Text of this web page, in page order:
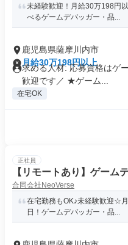
未経験歓迎！月給30万198円
べるゲームデバッガー・品...
鹿児島県薩摩川内市
月給30万198円以上
求める人材: 応募資格はゲ
歓迎です／ ★ゲーム...
在宅OK
正社員
【リモートあり】ゲーム
合同会社NeoVerse
在宅勤務もOK♪未経験歓迎☆
日！ゲームデバッガー・品...